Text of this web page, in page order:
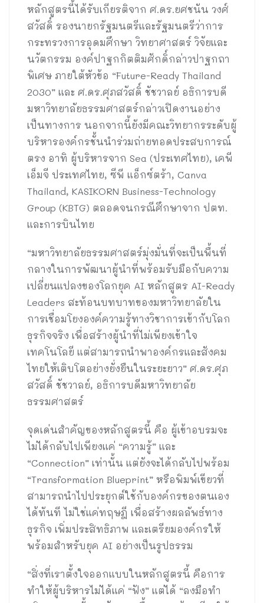
หลักสูตรนี้ได้รับเกียรติจาก ศ.ดร.ยศชนัน วงศ์
สวัสดิ์ รองนายกรัฐมนตรีและรัฐมนตรีว่าการ
กระทรวงการอุดมศึกษา วิทยาศาสตร์ วิจัยและ
นวัตกรรม องค์ปาฐกกิตติมศักดิ์กล่าวปาฐกถา
พิเศษ ภายใต้หัวข้อ “Future-Ready Thailand
2030” และ ศ.ดร.ศุภสวัสดิ์ ชัชวาลย์ อธิการบดี
มหาวิทยาลัยธรรมศาสตร์กล่าวเปิดงานอย่าง
เป็นทางการ นอกจากนี้ยังมีคณะวิทยากรระดับผู้
บริหารองค์กรชั้นนำร่วมถ่ายทอดประสบการณ์
ตรง อาทิ ผู้บริหารจาก Sea (ประเทศไทย), เคพี
เอ็มจี ประเทศไทย, ซีพี แอ็กซ์ตร้า, Canva
Thailand, KASIKORN Business-Technology
Group (KBTG) ตลอดจนกรณีศึกษาจาก ปตท.
และการบินไทย
“มหาวิทยาลัยธรรมศาสตร์มุ่งมั่นที่จะเป็นพื้นที่
กลางในการพัฒนาผู้นำที่พร้อมรับมือกับความ
เปลี่ยนแปลงของโลกยุค AI หลักสูตร AI-Ready
Leaders สะท้อนบทบาทของมหาวิทยาลัยใน
การเชื่อมโยงองค์ความรู้ทางวิชาการเข้ากับโลก
ธุรกิจจริง เพื่อสร้างผู้นำที่ไม่เพียงเข้าใจ
เทคโนโลยี แต่สามารถนำพาองค์กรและสังคม
ไทยให้เติบโตอย่างยั่งยืนในระยะยาว” ศ.ดร.ศุภ
สวัสดิ์ ชัชวาลย์, อธิการบดีมหาวิทยาลัย
ธรรมศาสตร์
จุดเด่นสำคัญของหลักสูตรนี้ คือ ผู้เข้าอบรมจะ
ไม่ได้กลับไปเพียงแค่ “ความรู้” และ
“Connection” เท่านั้น แต่ยังจะได้กลับไปพร้อม
“Transformation Blueprint” หรือพิมพ์เขียวที่
สามารถนำไปประยุกต์ใช้กับองค์กรของตนเอง
ได้ทันที ไม่ใช่แค่ทฤษฎี เพื่อสร้างผลลัพธ์ทาง
ธุรกิจ เพิ่มประสิทธิภาพ และเตรียมองค์กรให้
พร้อมสำหรับยุค AI อย่างเป็นรูปธรรม
“สิ่งที่เราตั้งใจออกแบบในหลักสูตรนี้ คือการ
ทำให้ผู้บริหารไม่ได้แค่ “ฟัง” แต่ได้ “ลงมือทำ